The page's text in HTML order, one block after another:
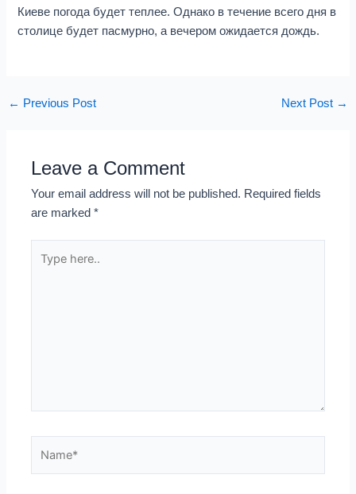
Киеве погода будет теплее. Однако в течение всего дня в
столице будет пасмурно, а вечером ожидается дождь.
← Previous Post Next Post →
Leave a Comment
Your email address will not be published. Required fields
are marked*
here..